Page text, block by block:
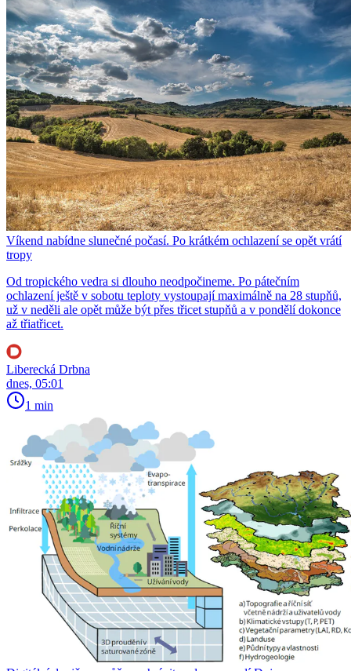
Víkend nabídne slunečné počasí. Po krátkém ochlazení se opět vrátí
tropy
Od tropického vedra si dlouho neodpočineme. Po pátečním
ochlazení ještě v sobotu teploty vystoupají maximálně na 28 stupňů,
už v neděli ale opět může být přes třicet stupňů a v pondělí dokonce
až třiatřicet.
Liberecká Drbna
dnes, 05:01
1 min